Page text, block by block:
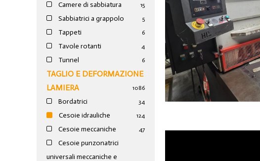
Camere di sabbiatura 15
Sabbiatrici a grappolo 5
Tappeti 6
Tavole rotanti 4
Tunnel 6
TAGLIO E DEFORMAZIONE
LAMIERA
1086
Bordatrici 34
Cesoie idrauliche 124
Cesoie meccaniche 47
Cesoie punzonatrici
universali meccaniche e